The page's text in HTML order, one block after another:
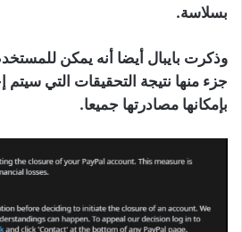
بسلاسة.
وذكرت بايبال أيضا أنه يمكن
جزء منها نتيجة التحقيقات التي سيتم
بإمكانها مصادرتها جميعا.